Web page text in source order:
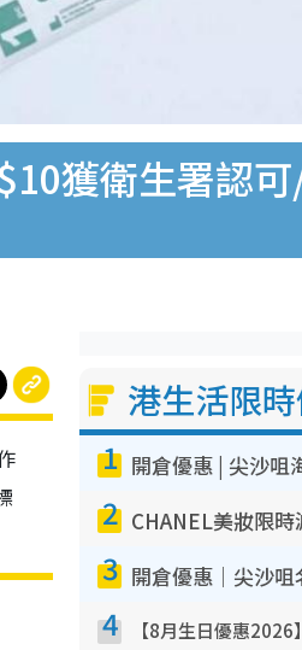
獲衛生署認
港生活限
1
2
3
4